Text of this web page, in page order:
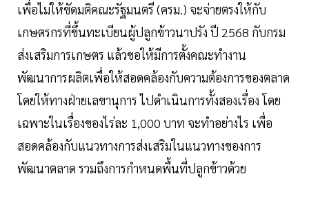
เพื่อไม่ให้ขัดมติคณะรัฐมนตรี (ครม.) จะจ่ายตรงให้กับ
เกษตรกรที่ขึ้นทะเบียนผู้ปลูกข้าวนาปรัง ปี 2568 กับกรม
ส่งเสริมการเกษตร แล้วขอให้มีการตั้งคณะทำงาน
พัฒนาการผลิตเพื่อให้สอดคล้องกับความต้องการของตลาด
โดยให้ทางฝ่ายเลขานุการ ไปดำเนินการทั้งสองเรื่อง โดย
เฉพาะในเรื่องของไร่ละ 1,000 บาท จะทำอย่างไร เพื่อ
สอดคล้องกับแนวทางการส่งเสริมในแนวทางของการ
พัฒนาตลาด รวมถึงการกำหนดพื้นที่ปลูกข้าวด้วย